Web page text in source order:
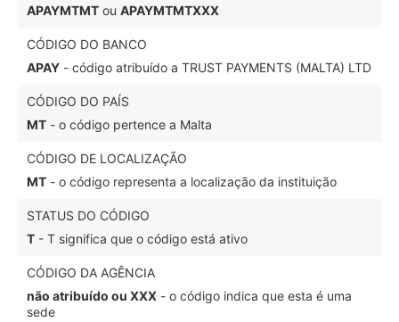
APAYMTMT ou APAYMTMTXXX
CÓDIGO DO BANCO
APAY - código atribuído a TRUST PAYMENTS (MALTA) LTD
CÓDIGO DO PAÍS
MT - o código pertence a Malta
CÓDIGO DE LOCALIZAÇÃO
MT - o código representa a localização da instituição
STATUS DO CÓDIGO
T - T significa que o código está ativo
CÓDIGO DA AGÊNCIA
não atribuído ou XXX - o código indica que esta é uma
sede